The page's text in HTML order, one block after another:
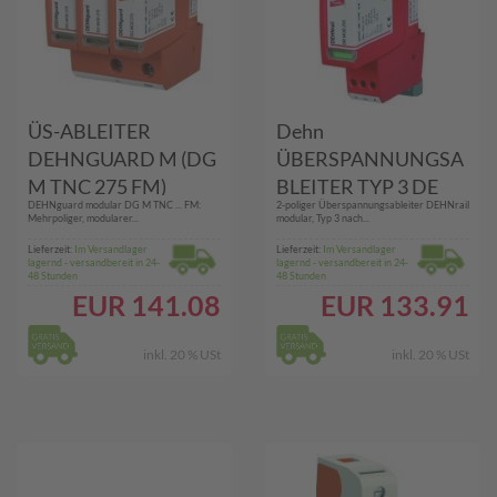
ÜS-ABLEITER
DEHNGUARD M (DG
M TNC 275 FM)
DEHNguard modular DG M TNC ... FM:
Mehrpoliger, modularer...
Lieferzeit: Im Versandlager
lagernd - versandbereit in 24-
48 Stunden
EUR 141.08
inkl. 20 % USt
Dehn
ÜBERSPANNUNGSA
BLEITER TYP 3 DE
(DR M 2P 30 FM)
2-poliger Überspannungsableiter DEHNrail
modular, Typ 3 nach...
Lieferzeit: Im Versandlager
lagernd - versandbereit in 24-
48 Stunden
EUR 133.91
inkl. 20 % USt